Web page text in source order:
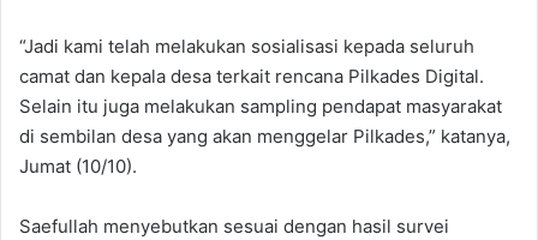
“Jadi kami telah melakukan sosialisasi kepada seluruh
camat dan kepala desa terkait rencana Pilkades Digital.
Selain itu juga melakukan sampling pendapat masyarakat
di sembilan desa yang akan menggelar Pilkades,” katanya,
Jumat (10/10).
Saefullah menyebutkan sesuai dengan hasil survei